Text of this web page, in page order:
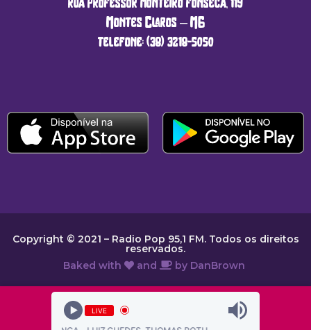
rua professor monteiro fonseca, 119
Montes Claros – MG
telefone: (38) 3218-5050
Copyright © 2021 – Radio Pop 95,1 FM. Todos os direitos
reservados.
Baked with
and by DanBrown
LIVE